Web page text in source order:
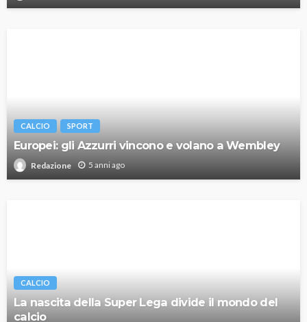
CALCIO SPORT
Europei: gli Azzurri vincono e volano a Wembley
Redazione 5 anni ago
CALCIO
La nascita della Super Lega divide il mondo del
calcio